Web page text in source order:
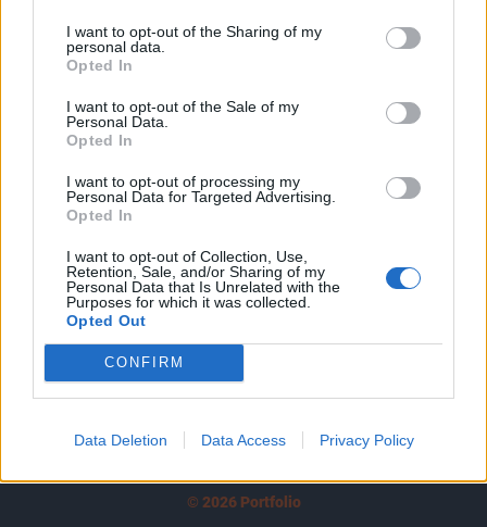
I want to opt-out of the Sharing of my
personal data.
Opted In
I want to opt-out of the Sale of my
Personal Data.
Opted In
I want to opt-out of processing my
Personal Data for Targeted Advertising.
Opted In
I want to opt-out of Collection, Use,
Retention, Sale, and/or Sharing of my
Personal Data that Is Unrelated with the
Purposes for which it was collected.
Opted Out
CONFIRM
Data Deletion Data Access Privacy Policy
A keresett cikk a portfolio.hu hírarchívumához
tartozik, melynek olvasása előfizetéses
regisztrációhoz kötött.
Az előfizetés a következőket tartalmazza:
Portfolio.hu teljes cikkarchívum
Kötéslisták: BÉT elmúlt 2 év napon belüli
kötéslistái
Előfizetés
MÁR ELŐFIZETŐNK VAGY?
© 2026 Portfolio